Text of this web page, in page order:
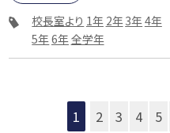
校長室より 1年 2年3年4年
5年6年全学年
1 2 3 4 5